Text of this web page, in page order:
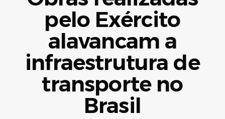
pelo Exército
alavancam a
infraestrutura de
transporte no
Brasil